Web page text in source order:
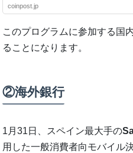
coinpost.jp
このプログラムに参加する国
ることになります。
②海外銀行
1月31日、スペイン最大手の
用した一般消費者向モバイル